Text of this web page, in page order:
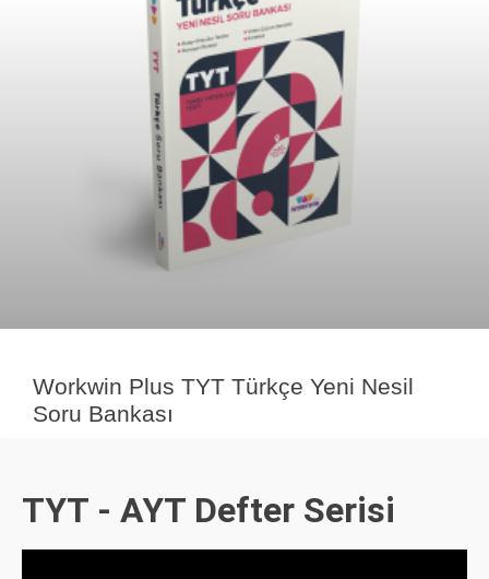
Workwin Plus TYT Türkçe Yeni Nesil
Soru Bankası
TYT - AYT Defter Serisi